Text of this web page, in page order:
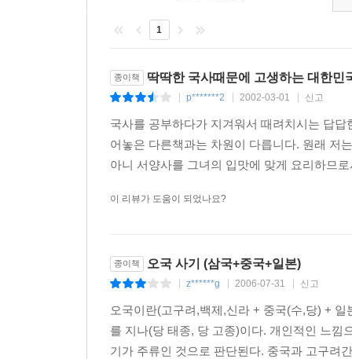
1
종이책 딱딱한 국사때문에 고생하는 대한민
p*******2 2002-03-01 신고
국사를 공부하다가 지겨워서 때려치시는 답
어놓은 다른책과는 차원이 다릅니다. 원래 저
아니 서양사를 그녀의 입맛에 맞게 요리하므
이 리뷰가 도움이 되었나요?
종이책 오국 사기 (삼국+중국+일본)
z******g 2006-07-31 신고
오국이란(고구려,백제,신라 + 중국(수,당) +
를 지나(당 태종, 당 고종)이다. 개인적인 느낌
기가 주류인 것으로 판단된다. 중국과 고구려